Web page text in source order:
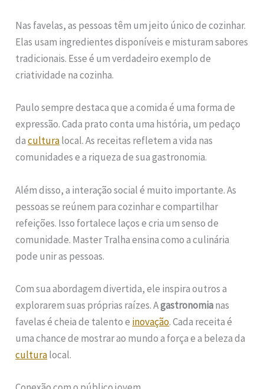
Nas favelas, as pessoas têm um jeito único de cozinhar.
Elas usam ingredientes disponíveis e misturam sabores
tradicionais. Esse é um verdadeiro exemplo de
criatividade na cozinha.
Paulo sempre destaca que a comida é uma forma de
expressão. Cada prato conta uma história, um pedaço
daculturalocal. As receitas refletem a vida nas
comunidades e a riqueza de sua gastronomia.
Além disso, a interação social é muito importante. As
pessoas se reúnem para cozinhar e compartilhar
refeições. Isso fortalece laços e cria um senso de
comunidade. Master Tralha ensina como a culinária
pode unir as pessoas.
Com sua abordagem divertida, ele inspira outros a
explorarem suas próprias raízes. Agastronomianas
favelas é cheia de talento e inovação. Cada receita é
uma chance de mostrar ao mundo a força e a beleza da
culturalocal.